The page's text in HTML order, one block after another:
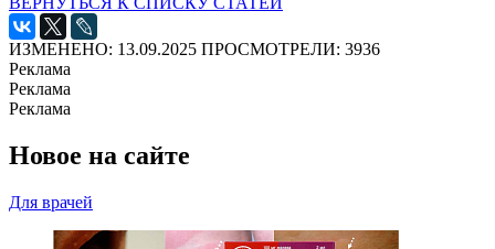
ИЗМЕНЕНО: 13.09.2025 ПРОСМОТРЕЛИ: 3936
Реклама
Реклама
Реклама
Новое на сайте
Для врачей